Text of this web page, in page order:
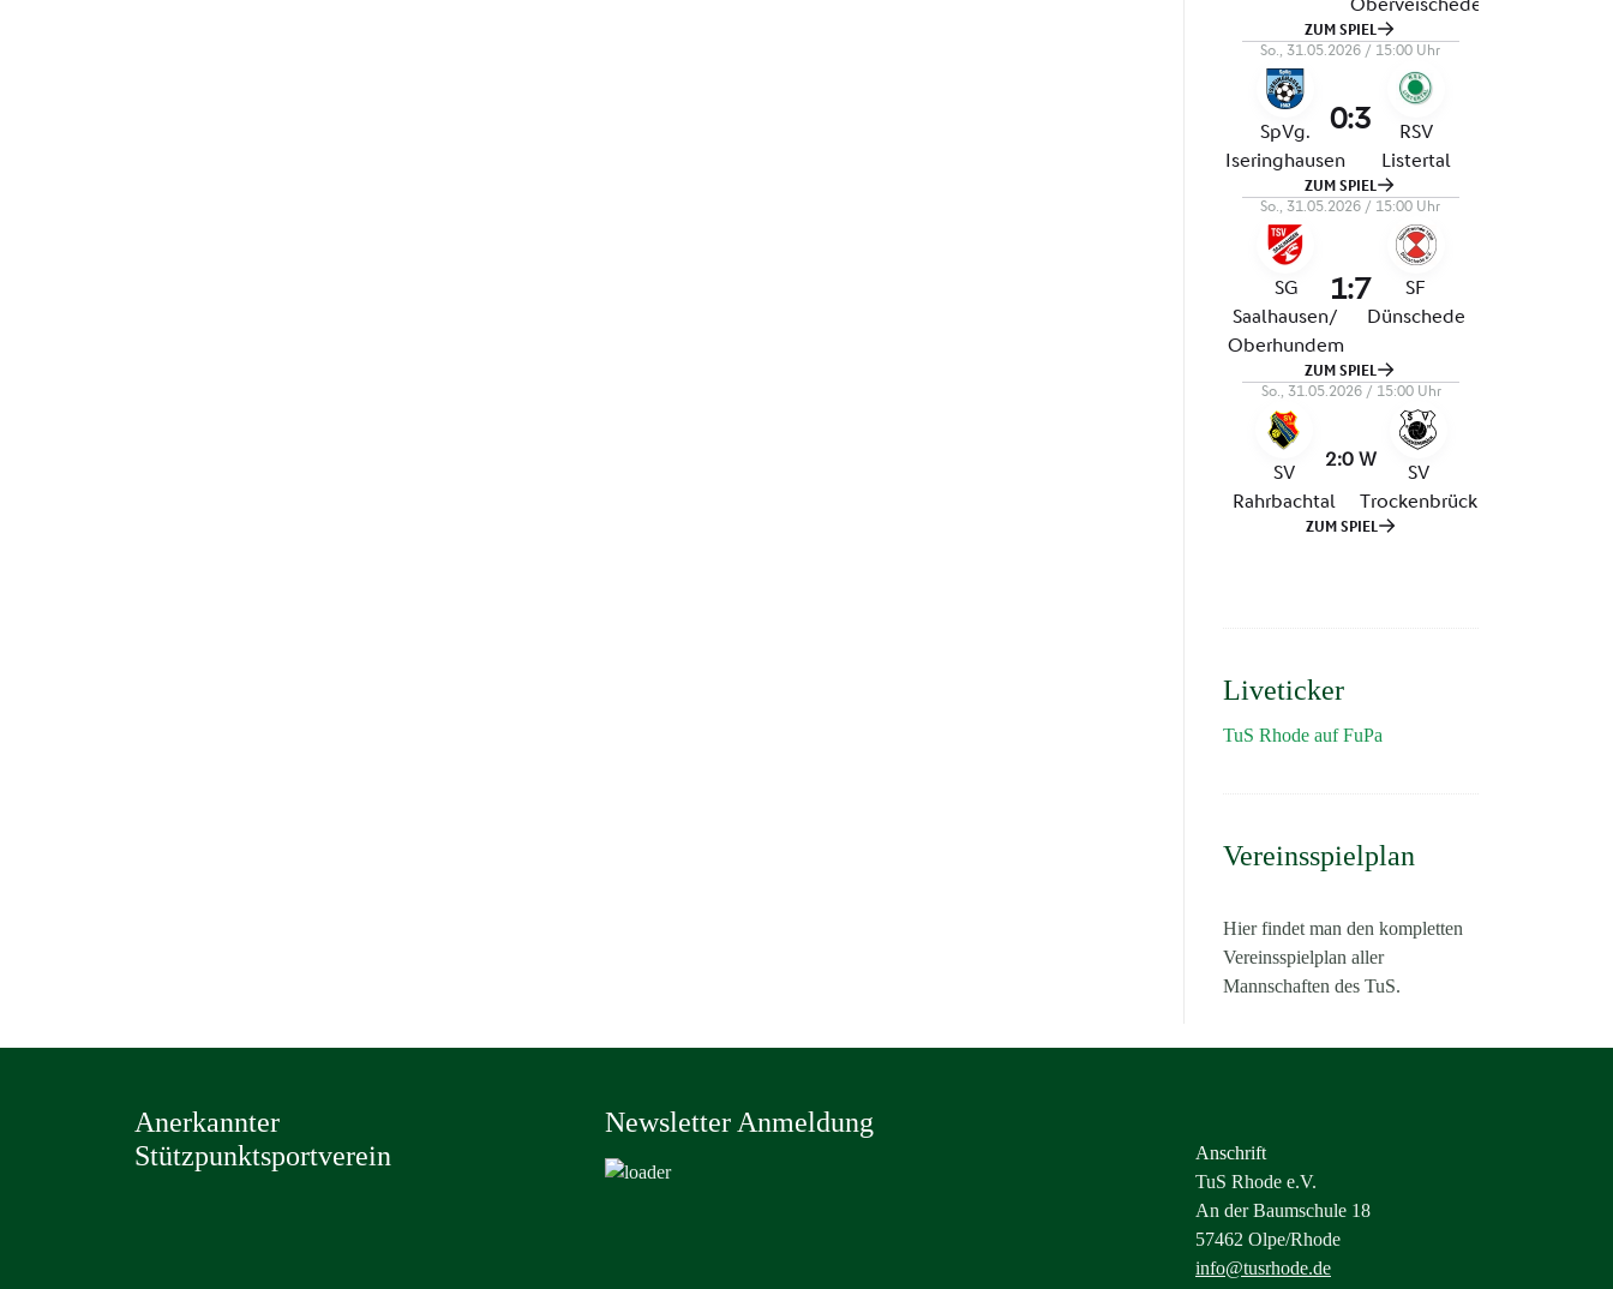
Liveticker
TuS Rhode auf FuPa
Vereinsspielplan
Hier findet man den kompletten
Vereinsspielplan aller
Mannschaften des TuS.
Anerkannter
Stützpunktsportverein
Newsletter Anmeldung
Anschrift
TuS Rhode e.V.
An der Baumschule 18
57462 Olpe/Rhode
info@tusrhode.de